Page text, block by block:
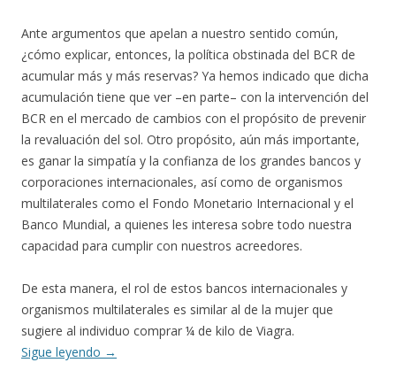
Ante argumentos que apelan a nuestro sentido común,
¿cómo explicar, entonces, la política obstinada del BCR de
acumular más y más reservas? Ya hemos indicado que dicha
acumulación tiene que ver –en parte– con la intervención del
BCR en el mercado de cambios con el propósito de prevenir
la revaluación del sol. Otro propósito, aún más importante,
es ganar la simpatía y la confianza de los grandes bancos y
corporaciones internacionales, así como de organismos
multilaterales como el Fondo Monetario Internacional y el
Banco Mundial, a quienes les interesa sobre todo nuestra
capacidad para cumplir con nuestros acreedores.
De esta manera, el rol de estos bancos internacionales y
organismos multilaterales es similar al de la mujer que
sugiere al individuo comprar ¼ de kilo de Viagra.
Sigue leyendo →